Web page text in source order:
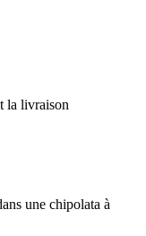
la livraison
une chipolata à